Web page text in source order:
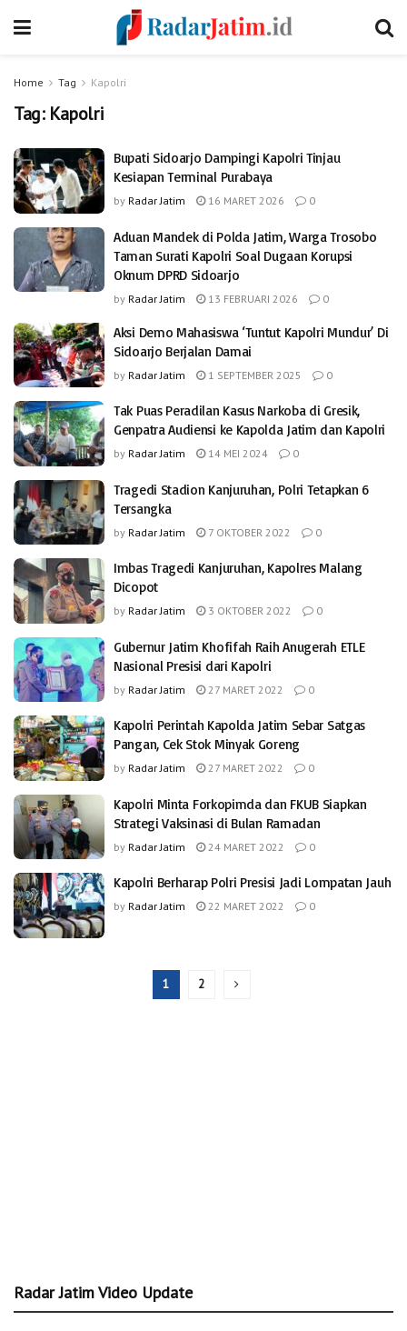
Home Tag Kapolri
Tag: Kapolri
Bupati Sidoarjo Dampingi Kapolri Tinjau
Kesiapan Terminal Purabaya
by Radar Jatim 16 MARET 2026 0
Aduan Mandek di Polda Jatim, Warga Trosobo
Taman Surati Kapolri Soal Dugaan Korupsi
Oknum DPRD Sidoarjo
by Radar Jatim 13 FEBRUARI 2026 0
Aksi Demo Mahasiswa ‘Tuntut Kapolri Mundur’ Di
Sidoarjo Berjalan Damai
by Radar Jatim 1 SEPTEMBER 2025 0
Tak Puas Peradilan Kasus Narkoba di Gresik,
Genpatra Audiensi ke Kapolda Jatim dan Kapolri
by Radar Jatim 14 MEI 2024 0
Tragedi Stadion Kanjuruhan, Polri Tetapkan 6
Tersangka
by Radar Jatim 7 OKTOBER 2022 0
Imbas Tragedi Kanjuruhan, Kapolres Malang
Dicopot
by Radar Jatim 3 OKTOBER 2022 0
Gubernur Jatim Khofifah Raih Anugerah ETLE
Nasional Presisi dari Kapolri
by Radar Jatim 27 MARET 2022 0
Kapolri Perintah Kapolda Jatim Sebar Satgas
Pangan, Cek Stok Minyak Goreng
by Radar Jatim 27 MARET 2022 0
Kapolri Minta Forkopimda dan FKUB Siapkan
Strategi Vaksinasi di Bulan Ramadan
by Radar Jatim 24 MARET 2022 0
Kapolri Berharap Polri Presisi Jadi Lompatan Jauh
by Radar Jatim 22 MARET 2022 0
1 2
Radar Jatim Video Update